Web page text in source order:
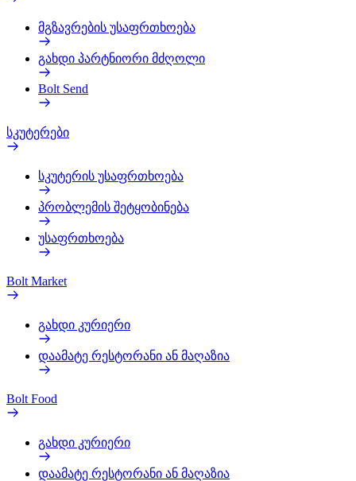
მგზავრების უსაფრთხოება
გახდი პარტნიორი მძღოლი
Bolt Send
სკუტერები
სკუტერის უსაფრთხოება
პრობლემის შეტყობინება
უსაფრთხოება
Bolt Market
გახდი კურიერი
დაამატე რესტორანი ან მაღაზია
Bolt Food
გახდი კურიერი
დაამატე რესტორანი ან მაღაზია